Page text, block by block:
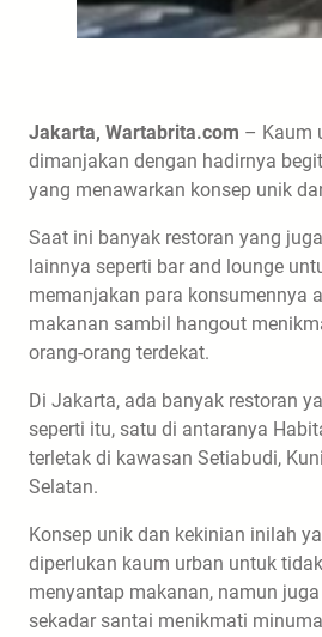
Jakarta, Wartabrita.com – Kaum
dimanjakan dengan hadirnya
yang menawarkan konsep unik
Saat ini banyak restoran yang
lainnya seperti bar and lounge
memanjakan para konsumennya
makanan sambil hangout
orang-orang terdekat.
Di Jakarta, ada banyak restoran
seperti itu, satu di antaranya
terletak di kawasan Setiabudi,
Selatan.
Konsep unik dan kekinian inilah
diperlukan kaum urban untuk
menyantap makanan, namun
sekadar santai menikmati